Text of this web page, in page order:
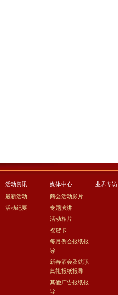
活动资讯
最新活动
活动纪要
媒体中心
商会活动影片
专题演讲
活动相片
祝贺卡
每月例会报纸报
导
新春酒会及就职
典礼报纸报导
其他广告报纸报
导
业界专访